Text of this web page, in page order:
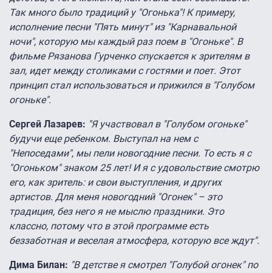
Так много было традиций у "Огонька"! К примеру,
исполнение песни "Пять минут" из "Карнавальной
ночи", которую мы каждый раз поем в "Огоньке". В
фильме Рязанова Гурченко спускается к зрителям в
зал, идет между столиками с гостями и поет. Этот
принцип стал использоваться и прижился в "Голубом
огоньке".
Сергей Лазарев: "Я участвовал в "Голубом огоньке"
будучи еще ребенком. Выступал на нем с
"Непоседами", мы пели новогодние песни. То есть я с
"Огоньком" знаком 25 лет! И я с удовольствие смотрю
его, как зритель: и свои выступления, и других
артистов. Для меня новогодний "Огонек" – это
традиция, без него я не мыслю праздники. Это
классно, потому что в этой программе есть
беззаботная и веселая атмосфера, которую все ждут".
Дима Билан: "В детстве я смотрел "Голубой огонек" по